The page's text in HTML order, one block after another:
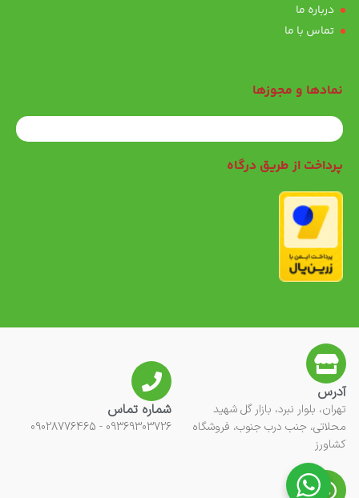
درباره ما
تماس با ما
نمادها و مجوزها
پرداخت از طریق درگاه
آدرس
تهران، بلوار نبرد، بازار گل شهید
محلاتی، جنب درب جنوب، فروشگاه
کشاورز
شماره تماس
09369303726 - 09028776465